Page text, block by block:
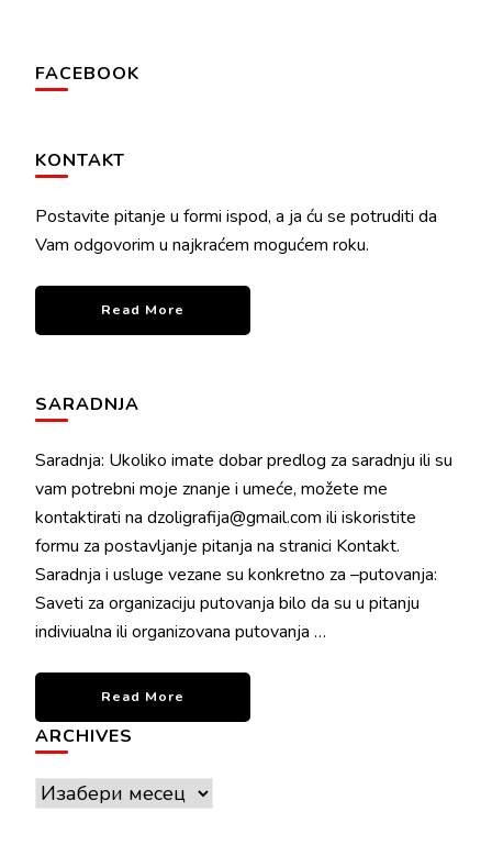
FACEBOOK
KONTAKT
Postavite pitanje u formi ispod, a ja ću se potruditi da
Vam odgovorim u najkraćem mogućem roku.
Read More
SARADNJA
Saradnja: Ukoliko imate dobar predlog za saradnju ili su
vam potrebni moje znanje i umeće, možete me
kontaktirati na dzoligrafija@gmail.com ili iskoristite
formu za postavljanje pitanja na stranici Kontakt.
Saradnja i usluge vezane su konkretno za –putovanja:
Saveti za organizaciju putovanja bilo da su u pitanju
indiviualna ili organizovana putovanja …
Read More
ARCHIVES
Archives